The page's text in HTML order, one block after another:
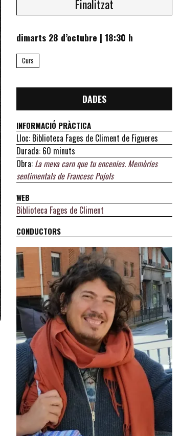
Finalitzat
dimarts 28 d’octubre | 18:30 h
Curs
DADES
INFORMACIÓ PRÀCTICA
Lloc: Biblioteca Fages de Climent de Figueres
Durada: 60 minuts
Obra: La meva carn que tu encenies. Memòries
sentimentals de Francesc Pujols
WEB
Biblioteca Fages de Climent
CONDUCTORS